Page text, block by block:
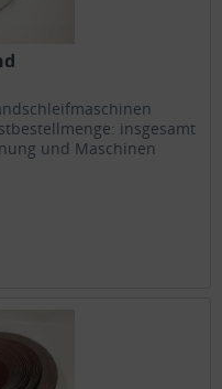
insgesamt
und Maschinen